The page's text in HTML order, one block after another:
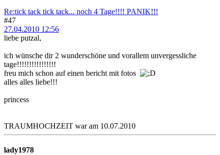
Re:tick tack tick tack... noch 4 Tage!!!! PANIK!!!
#47
27.04.2010 12:56
liebe putzal,
ich wünsche dir 2 wunderschöne und vorallem unvergessliche
tage!!!!!!!!!!!!!!!!
freu mich schon auf einen bericht mit fotos
alles alles liebe!!!
princess
TRAUMHOCHZEIT war am 10.07.2010
lady1978